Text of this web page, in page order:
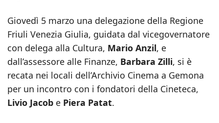
Giovedì 5 marzo una delegazione della Regione
Friuli Venezia Giulia, guidata dal vicegovernatore
con delega alla Cultura, Mario Anzil, e
dall’assessore alle Finanze, Barbara Zilli, si è
recata nei locali dell’Archivio Cinema a Gemona
per un incontro con i fondatori della Cineteca,
Livio Jacob e Piera Patat.